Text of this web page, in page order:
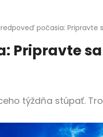
počasia: Pripravte
Pripravte
týždňa stúpať.